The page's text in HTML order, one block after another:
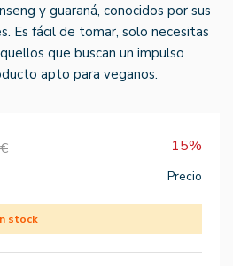
y guaraná, conocidos por sus
Es fácil de tomar, solo necesitas
que buscan un impulso
apto para veganos.
15%
Precio
stock